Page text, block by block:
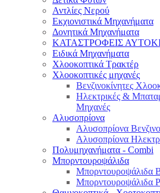
Αντλίες Νερού
Εκχιονιστικά Μηχανήματα
Δονητικά Μηχανήματα
ΚΑΤΑΣΤΡΟΦΕΙΣ
Ειδικά Μηχανήματα
Χλοοκοπτικά Τρακτέρ
Χλοοκοπτικές μηχανές
Βενζινοκίνητες
Ηλεκτρικές &
Μηχανές
Αλυσοπρίονα
Αλυσοπρίονα
Αλυσοπρίονα
Πολυμηχανήματα - Combi
Μπορντουροψάλιδα
Μπορντουροψάλιδα
Μπορντουροψάλιδα